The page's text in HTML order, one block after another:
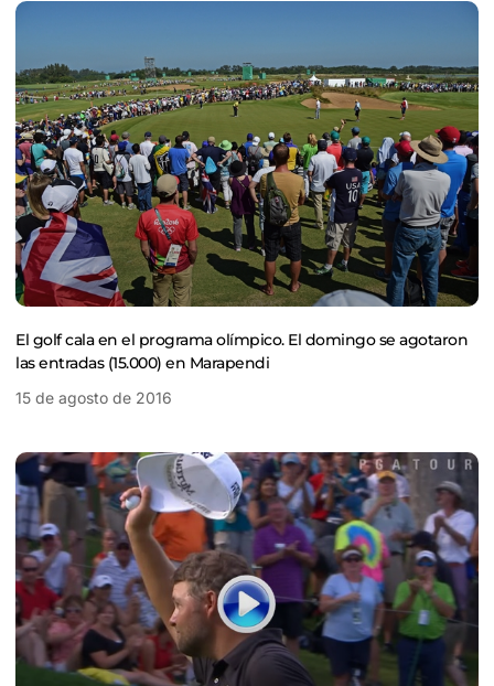
El golf cala en el programa olímpico. El domingo se agotaron
las entradas (15.000) en Marapendi
15 de agosto de 2016